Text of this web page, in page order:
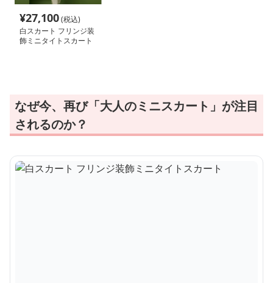
¥27,100(税込)
白スカート フリンジ装
飾ミニタイトスカート
なぜ今、再び「大人のミニスカート」が注目
されるのか？